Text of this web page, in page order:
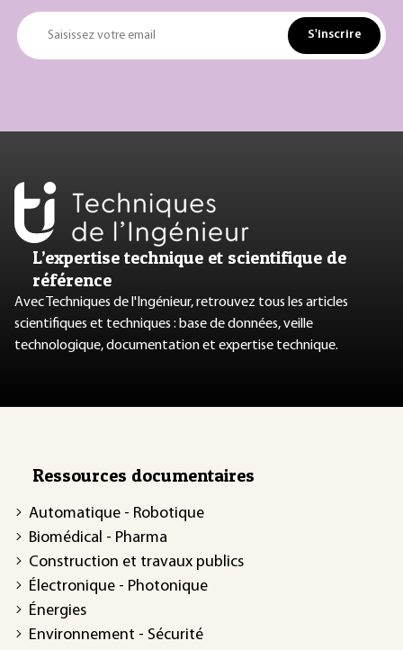
Saisissez votre email S'inscrire
L’expertise technique et scientifique de
référence
Avec Techniques de l'Ingénieur, retrouvez tous les articles
scientifiques et techniques : base de données, veille
technologique, documentation et expertise technique.
Ressources documentaires
Automatique - Robotique
Biomédical - Pharma
Construction et travaux publics
Électronique - Photonique
Énergies
Environnement - Sécurité